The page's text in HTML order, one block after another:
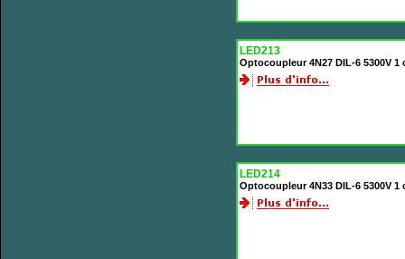
LED213
Optocoupleur 4N27 DIL-6 5300V 1
LED214
Optocoupleur 4N33 DIL-6 5300V